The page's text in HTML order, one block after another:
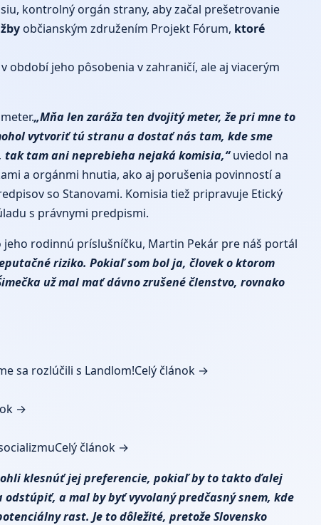
kontrolný orgán strany, aby začal prešetrovanie
občianským združením Projekt Fórum, ktoré
jeho pôsobenia v zahraničí, ale aj viacerým
„Mňa len zaráža ten dvojitý meter, že pri mne to
vytvoriť tú stranu a dostať nás tam, kde sme
tak tam ani neprebieha nejaká komisia,“uviedol na
a orgánmi hnutia, ako aj porušenia povinností a
so Stanovami. Komisia tiež pripravuje Etický
s právnymi predpismi.
jeho rodinnú príslušníčku, Martin Pekár pre náš portál
riziko. Pokiaľ som bol ja, človek o ktorom
už mal mať dávno zrušené členstvo, rovnako
sa rozlúčili s Landlom!Celý článok →
→
Celý článok →
klesnúť jej preferencie, pokiaľ by to takto ďalej
a mal by byť vyvolaný predčasný snem, kde
rast. Je to dôležité, pretože Slovensko